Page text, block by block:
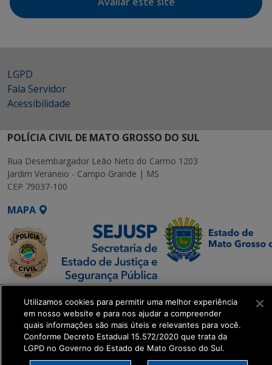
LGPD
Fala Servidor
Acessibilidade
POLÍCIA CIVIL DE MATO GROSSO DO SUL
Rua Desembargador Leão Neto do Carmo 1203
Jardim Veraneio - Campo Grande | MS
CEP 79037-100
MAPA
SETDIG | Secretaria-
Executiva de
Transformação Digital
get_footer();
Utilizamos cookies para permitir uma melhor experiência
em nosso website e para nos ajudar a compreender
quais informações são mais úteis e relevantes para você.
Conforme Decreto Estadual 15.572/2020 que trata da
LGPD no Governo do Estado de Mato Grosso do Sul.